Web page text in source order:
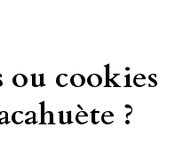
ou cookies
?